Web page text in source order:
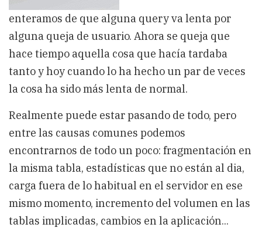
detalle
de
su
plan
de
ejecución
enteramos de que alguna query va lenta por
alguna queja de usuario. Ahora se queja que
hace tiempo aquella cosa que hacía tardaba
tanto y hoy cuando lo ha hecho un par de veces
la cosa ha sido más lenta de normal.
Realmente puede estar pasando de todo, pero
entre las causas comunes podemos
encontrarnos de todo un poco: fragmentación en
la misma tabla, estadísticas que no están al dia,
carga fuera de lo habitual en el servidor en ese
mismo momento, incremento del volumen en las
tablas implicadas, cambios en la aplicación...